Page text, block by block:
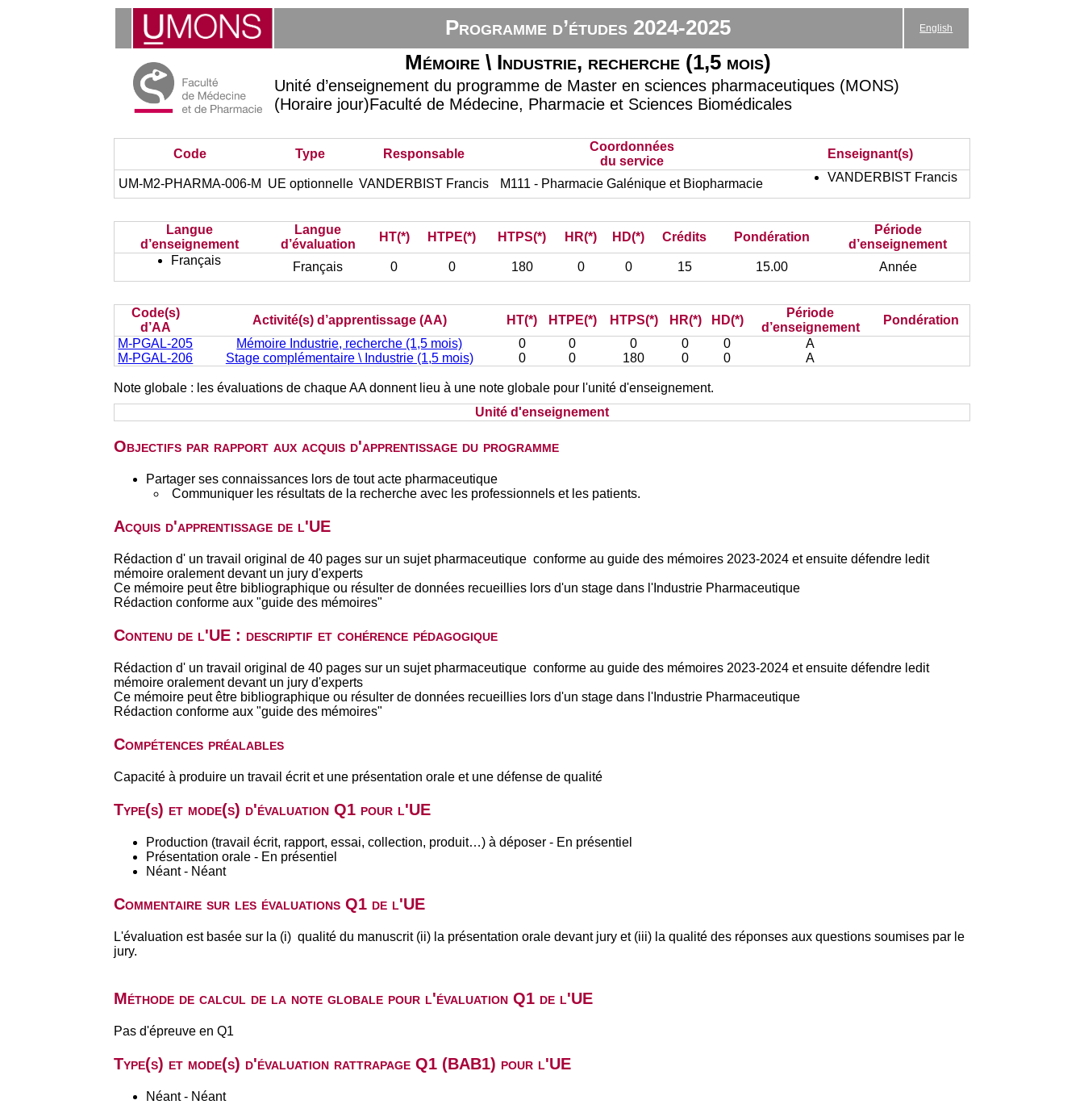
Programme d’études 2024-2025 English
Mémoire \ Industrie, recherche (1,5 mois)
Unité d’enseignement du programme de Master en sciences pharmaceutiques (MONS)
(Horaire jour)Faculté de Médecine, Pharmacie et Sciences Biomédicales
Code Type Responsable
Coordonnées
du service
Enseignant(s)
UM-M2-PHARMA-006-M UE optionnelle VANDERBIST Francis M111 - Pharmacie Galénique et Biopharmacie VANDERBIST Francis
Langue
d’enseignement
Langue
d’évaluation
HT(*) HTPE(*) HTPS(*) HR(*) HD(*) Crédits Pondération
Période
d’enseignement
Français
Français 0 0 180 0 0 15 15.00 Année
Code(s)
d’AA
Activité(s) d’apprentissage (AA) HT(*) HTPE(*) HTPS(*) HR(*) HD(*)
Période
d’enseignement
Pondération
M-PGAL-205
Mémoire Industrie, recherche (1,5 mois) 0 0 0 0 0
A
M-PGAL-206
Stage complémentaire \ Industrie (1,5 mois) 0 0 180 0 0 A
Note globale : les évaluations de chaque AA donnent lieu à une note globale pour l'unité d'enseignement.
Unité d'enseignement
Objectifs par rapport aux acquis d'apprentissage du programme
Partager ses connaissances lors de tout acte pharmaceutique
Communiquer les résultats de la recherche avec les professionnels et les patients.
Acquis d'apprentissage de l'UE
Rédaction d' un travail original de 40 pages sur un sujet pharmaceutique conforme au guide des mémoires 2023-2024 et ensuite défendre ledit
mémoire oralement devant un jury d'experts
Ce mémoire peut être bibliographique ou résulter de données recueillies lors d'un stage dans l'Industrie Pharmaceutique
Rédaction conforme aux "guide des mémoires"
Contenu de l'UE : descriptif et cohérence pédagogique
Rédaction d' un travail original de 40 pages sur un sujet pharmaceutique conforme au guide des mémoires 2023-2024 et ensuite défendre ledit
mémoire oralement devant un jury d'experts
Ce mémoire peut être bibliographique ou résulter de données recueillies lors d'un stage dans l'Industrie Pharmaceutique
Rédaction conforme aux "guide des mémoires"
Compétences préalables
Capacité à produire un travail écrit et une présentation orale et une défense de qualité
Type(s) et mode(s) d'évaluation Q1 pour l'UE
Production (travail écrit, rapport, essai, collection, produit…) à déposer - En présentiel
Présentation orale - En présentiel
Néant - Néant
Commentaire sur les évaluations Q1 de l'UE
L'évaluation est basée sur la (i) qualité du manuscrit (ii) la présentation orale devant jury et (iii) la qualité des réponses aux questions soumises par le
jury.
Méthode de calcul de la note globale pour l'évaluation Q1 de l'UE
Pas d'épreuve en Q1
Type(s) et mode(s) d'évaluation rattrapage Q1 (BAB1) pour l'UE
Néant - Néant